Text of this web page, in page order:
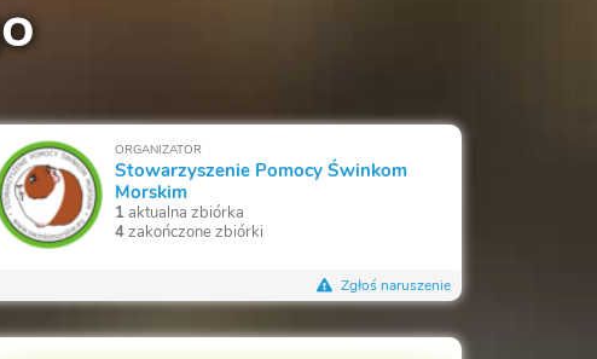
ORGANIZATOR
Stowarzyszenie Pomocy Świnkom
Morskim
1aktualna zbiórka
4zakończone zbiórki
Zgłoś naruszenie